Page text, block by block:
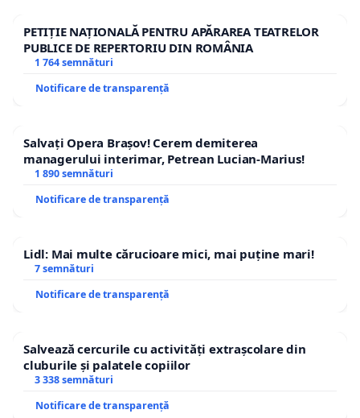
PETIȚIE NAȚIONALĂ PENTRU APĂRAREA TEATRELOR
PUBLICE DE REPERTORIU DIN ROMÂNIA
1 764 semnături
Notificare de transparență
Salvați Opera Brașov! Cerem demiterea
managerului interimar, Petrean Lucian-Marius!
1 890 semnături
Notificare de transparență
Lidl: Mai multe cărucioare mici, mai puține mari!
7 semnături
Notificare de transparență
Salvează cercurile cu activități extrașcolare din
cluburile și palatele copiilor
3 338 semnături
Notificare de transparență